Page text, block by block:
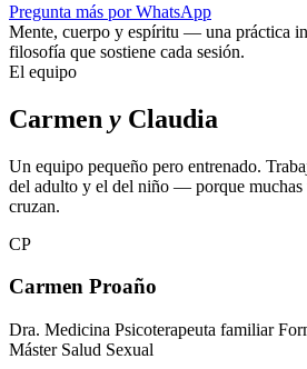
Pregunta más por WhatsApp
Mente, cuerpo y espíritu — una práctica
filosofía que sostiene cada sesión.
El equipo
Carmen y Claudia
Un equipo pequeño pero entrenado.
del adulto y el del niño — porque muchas
cruzan.
CP
Carmen Proaño
Dra. Medicina Psicoterapeuta familiar
Máster Salud Sexual